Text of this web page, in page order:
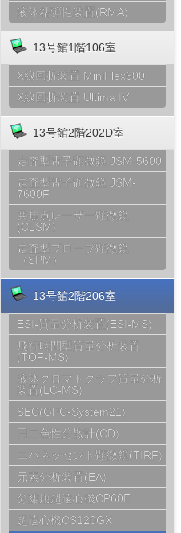
液体粘弾性装置(RMA)
13号館1階106室
X線回折装置 MiniFlex600
X線回折装置 Ultima IV
13号館2階202D室
走査型電子顕微鏡 JSM-5600
走査型電子顕微鏡 JSM-
7600F
共焦点レーザー顕微鏡
(CLSM)
走査型プローブ顕微鏡
（SPM）
13号館2階206室
ESI-質量分析装置(ESI-MS)
飛行時間型質量分析装置
(TOF-MS)
液体クロマトグラフ質量分析
装置(LC-MS)
SEC(GPC-System21)
円二色性分散計(CD)
エバネッセント顕微鏡(TIRF)
元素分析装置(EA)
分離用超遠心機CP60E
超遠心機CS120GX